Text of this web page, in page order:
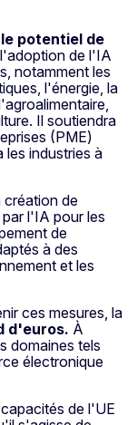
potentiel de
de l'IA
notamment les
l'énergie, la
Il soutiendra
(PME)
les industries à
création de
l'IA pour les
de
à des
et les
ces mesures, la
d'euros. À
domaines tels
électronique
de l'UE